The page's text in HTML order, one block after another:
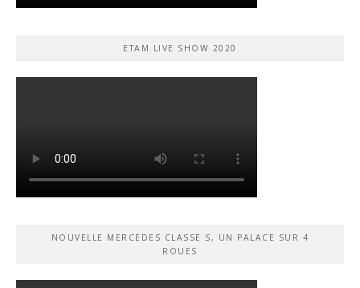
ETAM LIVE SHOW 2020
NOUVELLE MERCEDES CLASSE S, UN PALACE SUR 4
ROUES